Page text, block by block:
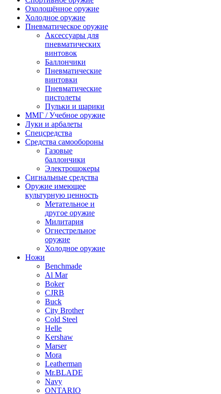
Охолощённое оружие
Холодное оружие
Пневматическое оружие
Аксессуары для
пневматических
винтовок
Баллончики
Пневматические
винтовки
Пневматические
пистолеты
Пульки и шарики
ММГ / Учебное оружие
Луки и арбалеты
Спецсредства
Средства самообороны
Газовые
баллончики
Электрошокеры
Сигнальные средства
Оружие имеющее
культурную ценность
Метательное и
другое оружие
Милитария
Огнестрельное
оружие
Холодное оружие
Ножи
Benchmade
Al Mar
Boker
CJRB
Buck
City Brother
Cold Steel
Helle
Kershaw
Marser
Mora
Leatherman
Mr.BLADE
Navy
ONTARIO